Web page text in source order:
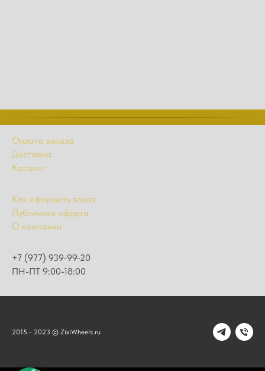
Оплата заказа
Доставка
Каталог
Как оформить заказ
Публичная оферта
О компании
+7 (977) 939-99-20
ПН-ПТ 9:00-18:00
2015 - 2023 © ZixiWheels.ru